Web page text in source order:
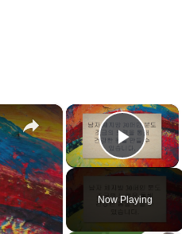
×
Play
Now Playing
×